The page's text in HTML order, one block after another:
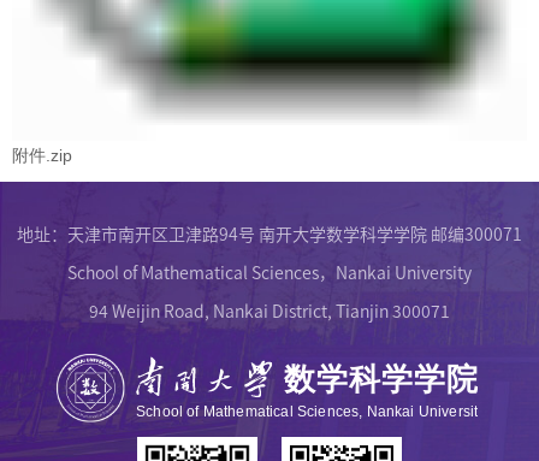
附件.zip
地址：天津市南开区卫津路94号 南开大学数学科学学院 邮编300071
School of Mathematical Sciences，Nankai University
94 Weijin Road, Nankai District, Tianjin 300071